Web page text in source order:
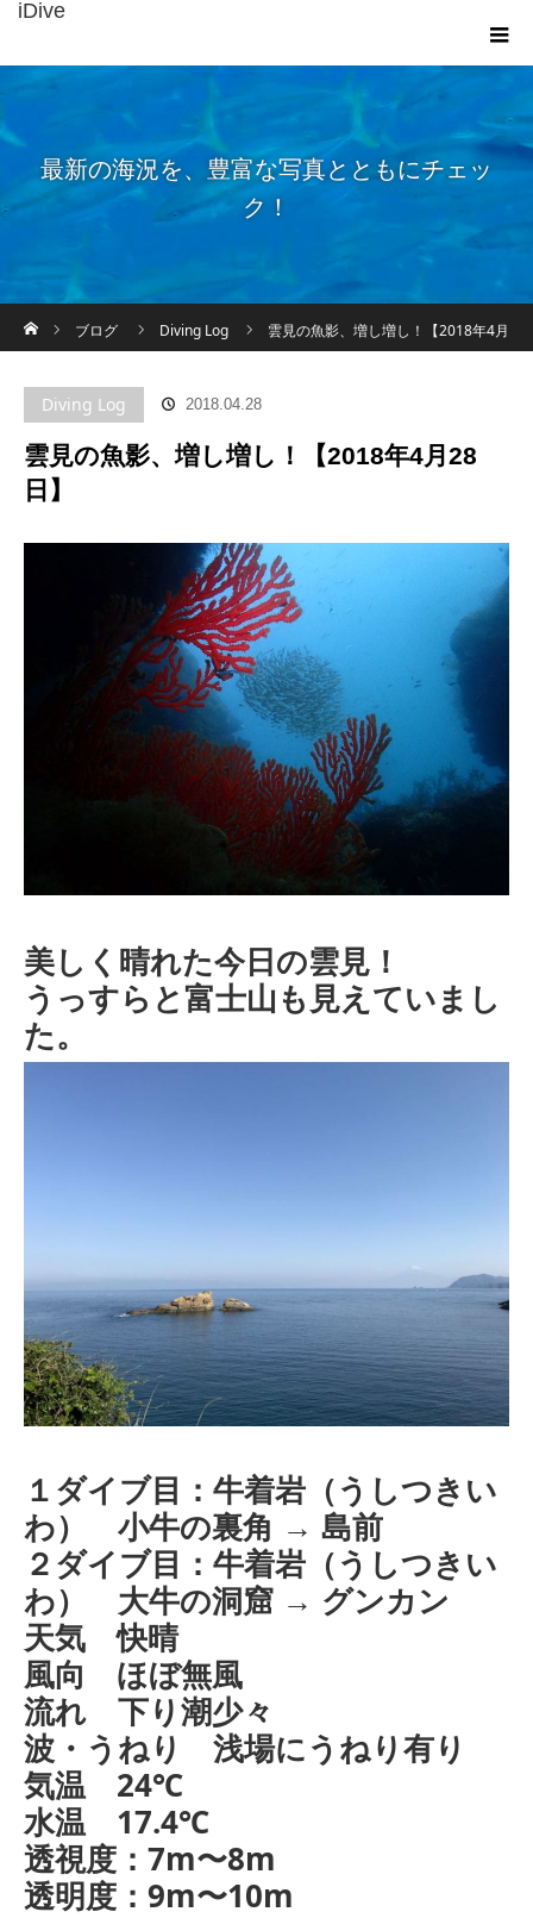
iDive
最新の海況を、豊富な写真とともにチェッ
ク！
ブログ
Diving Log 雲見の魚影、増し増し！【2018年4月
Diving Log 2018.04.28
雲見の魚影、増し増し！【2018年4月28
日】
美しく晴れた今日の雲見！
うっすらと富士山も見えていまし
た。
１ダイブ目：牛着岩（うしつきい
わ） 小牛の裏角 → 島前
２ダイブ目：牛着岩（うしつきい
わ） 大牛の洞窟 → グンカン
天気 快晴
風向 ほぼ無風
流れ 下り潮少々
波・うねり 浅場にうねり有り
気温 24℃
水温 17.4℃
透視度：7m〜8m
透明度：9m〜10m